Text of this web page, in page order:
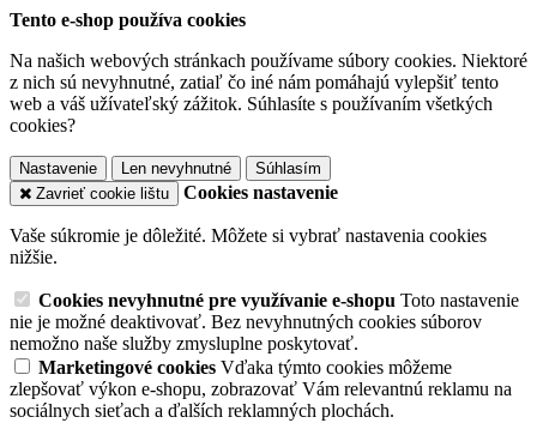
Tento e-shop používa cookies
Na našich webových stránkach používame súbory cookies. Niektoré
z nich sú nevyhnutné, zatiaľ čo iné nám pomáhajú vylepšiť tento
web a váš užívateľský zážitok. Súhlasíte s používaním všetkých
cookies?
Nastavenie Len nevyhnutné
Súhlasím
Zavrieť cookie lištu
Cookies nastavenie
Vaše súkromie je dôležité. Môžete si vybrať nastavenia cookies
nižšie.
Cookies nevyhnutné pre využívanie e-shopu Toto nastavenie
nie je možné deaktivovať. Bez nevyhnutných cookies súborov
nemožno naše služby zmysluplne poskytovať.
Marketingové cookies Vďaka týmto cookies môžeme
zlepšovať výkon e-shopu, zobrazovať Vám relevantnú reklamu na
sociálnych sieťach a ďalších reklamných plochách.